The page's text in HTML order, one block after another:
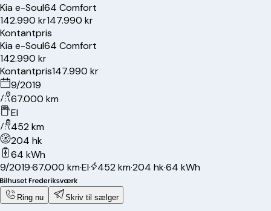
Kiae-Soul64 Comfort
142.990 kr147.990 kr
Kontantpris
Kiae-Soul64 Comfort
142.990 kr
Kontantpris147.990 kr
9/2019
67.000 km
El
452 km
204 hk
64 kWh
9/2019·67.000 km·El· 452 km·204 hk·64 kWh
Ring nu Skriv til sælger